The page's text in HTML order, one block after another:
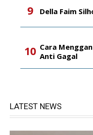
Della Faim
Cara
Anti Gagal
LATEST NEWS